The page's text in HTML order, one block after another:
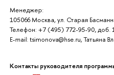
Менеджер:
105066 Москва, ул. Старая
Телефон: +7 (495) 772-95-90, доб.
E-mail: tsimonova@hse.ru, Татьяна
Контакты руководителя